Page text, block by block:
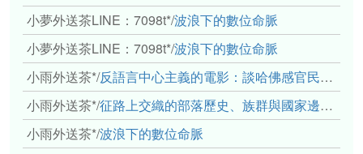
小夢外送茶LINE：7098t*/波浪下的數位命脈
小夢外送茶LINE：7098t*/波浪下的數位命脈
小雨外送茶*/反語言中心主義的電影：談哈佛感官民族誌實驗室
小雨外送茶*/征路上交織的部落歷史、族群與國家邊界敘事： 《路有多長》、《高砂的翅膀》、《檔案／李光輝》
小雨外送茶*/波浪下的數位命脈